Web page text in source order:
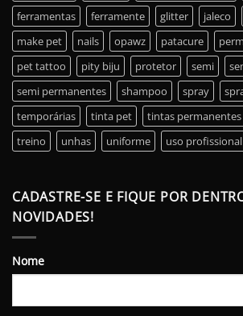
ferramentas
ferramente glitter jaleco
make pet
nails opawz patacure
pet tattoo
pity biju protetor semi
semi permanentes
shampoo spray
temporárias
tinta pet tintas permanentes
treino
unhas uniforme uso profissional
CADASTRE-SE E FIQUE POR
NOVIDADES!
Nome